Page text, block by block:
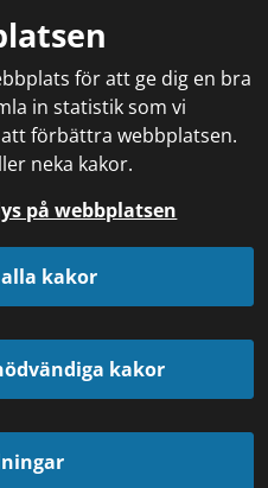
för att ge dig en bra
in statistik som vi
förbättra webbplatsen.
neka kakor.
på webbplatsen
kakor
kakor